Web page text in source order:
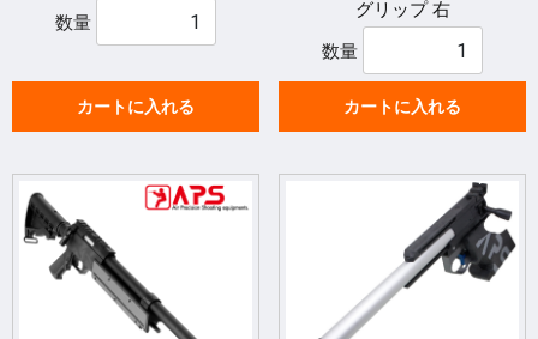
数量
カートに入れる
グリップ 右
数量
カートに入れる